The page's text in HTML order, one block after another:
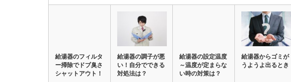
給湯器のフィルタ
ー掃除でドブ臭さ
シャットアウト！
給湯器の調子が悪
い！自分でできる
対処法は？
給湯器の設定温度
～温度が定まらな
い時の対策は？
給湯器からゴミが
うようよ出るとき